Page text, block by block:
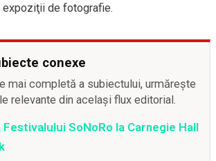
de fotografie.
conexe
mai completă a subiectului, urmărește
relevante din același flux editorial.
SoNoRo la Carnegie Hall